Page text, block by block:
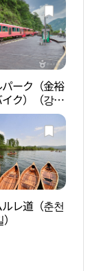
ーク（金裕
ク）（강촌
유정레일바
レ道（춘천